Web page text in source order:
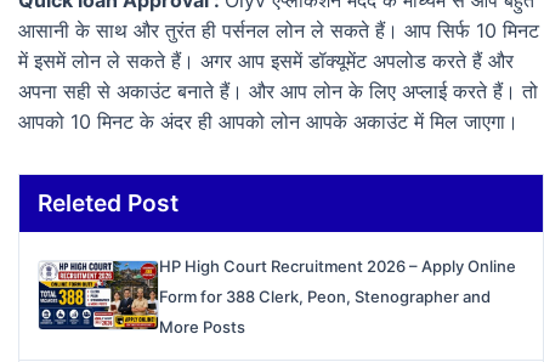
आसानी के साथ और तुरंत ही पर्सनल लोन ले सकते हैं। आप सिर्फ 10 मिनट
में इसमें लोन ले सकते हैं। अगर आप इसमें डॉक्यूमेंट अपलोड करते हैं और
अपना सही से अकाउंट बनाते हैं। और आप लोन के लिए अप्लाई करते हैं। तो
आपको 10 मिनट के अंदर ही आपको लोन आपके अकाउंट में मिल जाएगा।
Releted Post
HP High Court Recruitment 2026 – Apply Online
Form for 388 Clerk, Peon, Stenographer and
More Posts